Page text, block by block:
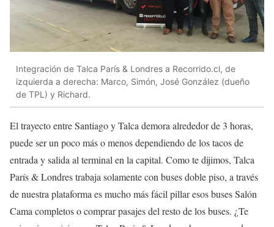
Integración de Talca París & Londres a Recorrido.cl, de
izquierda a derecha: Marco, Simón, José González (dueño
de TPL) y Richard.
El trayecto entre Santiago y Talca demora alrededor de 3 horas,
puede ser un poco más o menos dependiendo de los tacos de
entrada y salida al terminal en la capital. Como te dijimos, Talca
París & Londres trabaja solamente con buses doble piso, a través
de nuestra plataforma es mucho más fácil pillar esos buses Salón
Cama completos o comprar pasajes del resto de los buses. ¿Te